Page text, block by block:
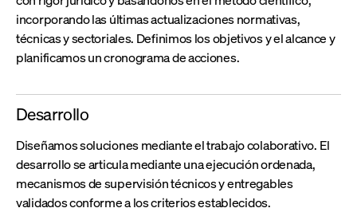
incorporando las últimas actualizaciones normativas,
técnicas y sectoriales. Definimos los objetivos y el alcance y
planificamos un cronograma de acciones.
Desarrollo
Diseñamos soluciones mediante el trabajo colaborativo. El
desarrollo se articula mediante una ejecución ordenada,
mecanismos de supervisión técnicos y entregables
validados conforme a los criterios establecidos.